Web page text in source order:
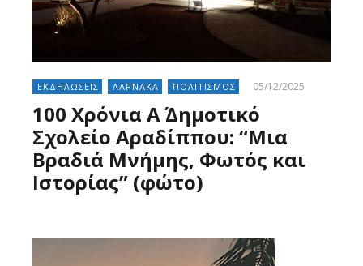
ΕΚΔΗΛΩΣΕΙΣ ΛΑΡΝΑΚΑ ΠΟΛΙΤΙΣΜΟΣ 05/12/2025
100 Χρόνια Α΄ Δημοτικό
Σχολείο Αραδίππου: “Μια
Βραδιά Μνήμης, Φωτός και
Ιστορίας” (φώτο)